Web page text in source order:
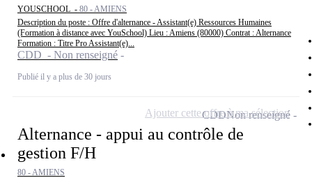
YOUSCHOOL - 80 - AMIENS
Description du poste : Offre d'alternance - Assistant(e) Ressources Humaines
(Formation à distance avec YouSchool) Lieu : Amiens (80000) Contrat : Alternance
Formation : Titre Pro Assistant(e)...
CDD - Non renseigné
Publié il y a plus de 30 jours
Alternance - appui au contrôle de
gestion F/H
80 - AMIENS
CDDNon renseigné
Ajouter cette offre à ma sélection